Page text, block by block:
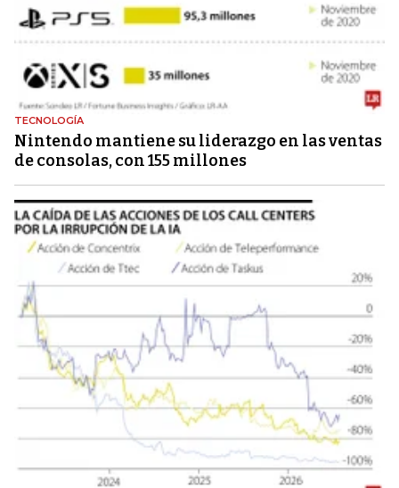
TECNOLOGÍA
Nintendo mantiene su liderazgo en las ventas
de consolas, con 155 millones